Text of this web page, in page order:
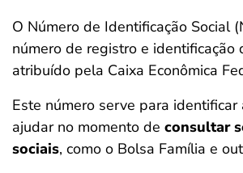
O Número de Identificação Social
número de registro e identificação
atribuído pela Caixa Econômica
Este número serve para identificar
ajudar no momento de consultar
sociais, como o Bolsa Família e